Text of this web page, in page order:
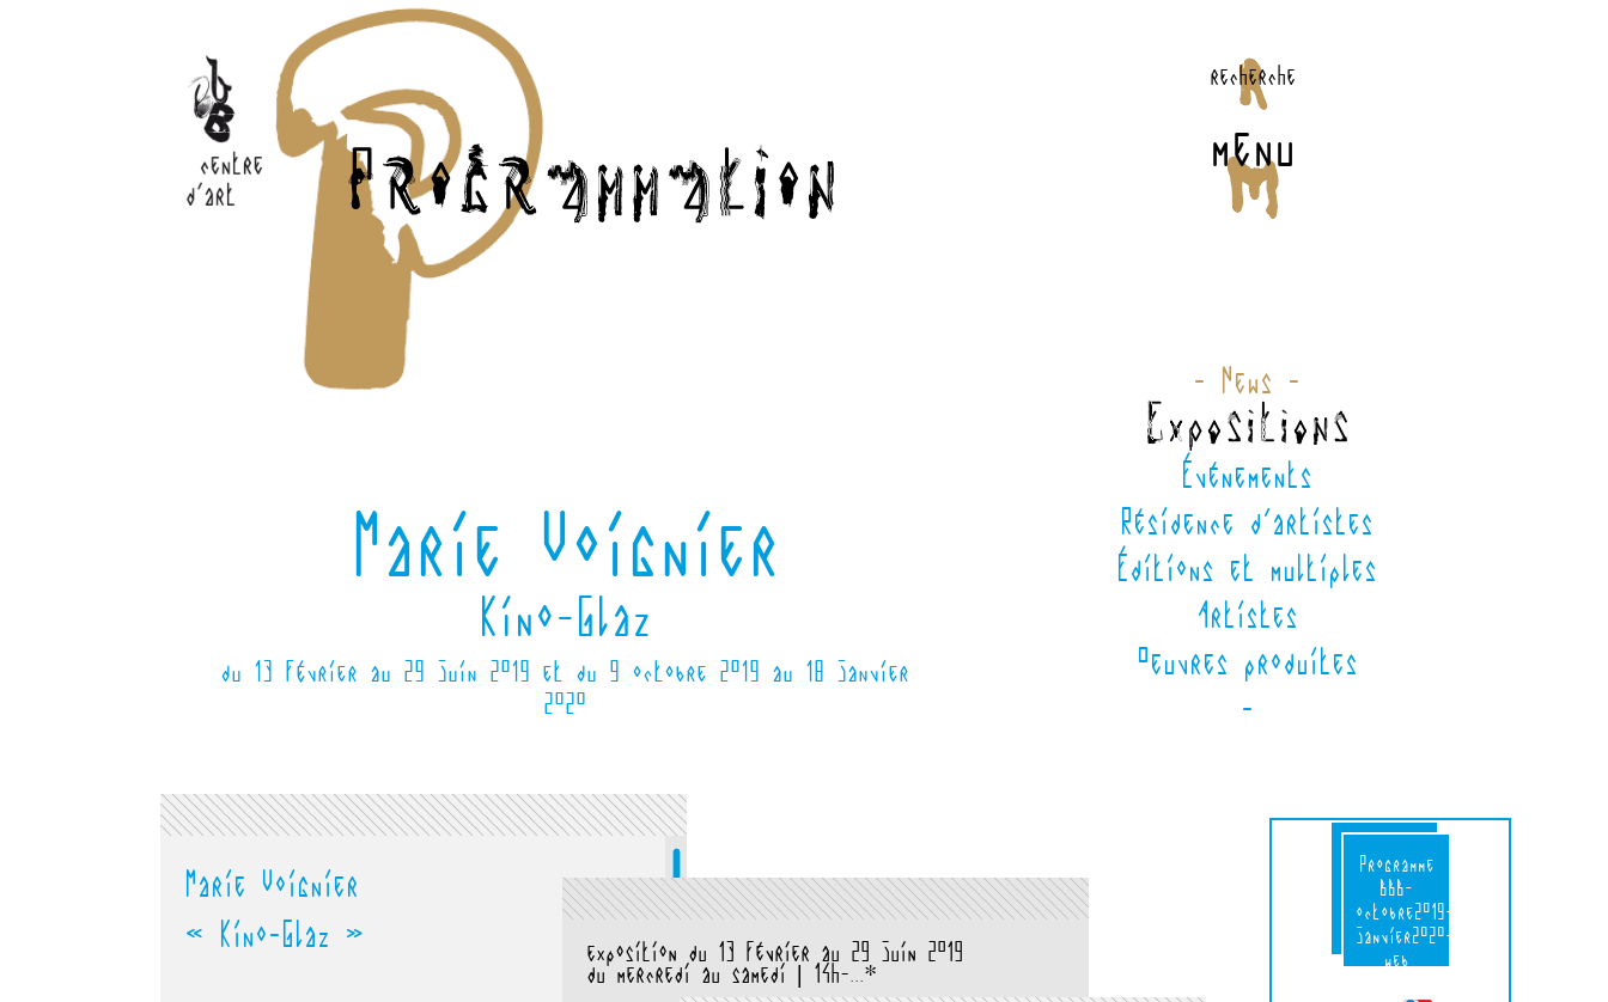
recherche
menu
- News -
Expositions
Événements
Résidence d'artistes
Éditions et multiples
Artistes
Oeuvres produites
-
Marie Voignier
Kino-Glaz
du 13 février au 29 juin 2019 et du 9 octobre 2019 au 18 janvier
2020
Marie Voignier
« Kino-Glaz »
exposition du 13 février au 29 juin 2019
du mercredi au samedi | 14h-...*
2019 DP
EXPO
Voignier
Mathieu
Saladin
V2.pdf
Programme
BBB-
octobre2019-
janvier2020-
web